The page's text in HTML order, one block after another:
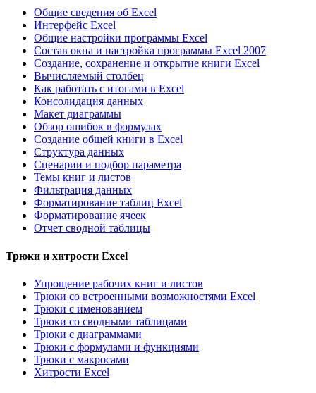
Общие сведения об Excel
Интерфейс Excel
Общие настройки программы Excel
Состав окна и настройка программы Excel 2007
Создание, сохранение и открытие книги Excel
Вычисляемый столбец
Как работать с итогами в Excel
Консолидация данных
Макет диаграммы
Обзор ошибок в формулах
Создание общей книги в Excel
Структура данных
Сценарии и подбор параметра
Темы книг и листов
Фильтрация данных
Форматирование таблиц Excel
Форматирование ячеек
Отчет сводной таблицы
Трюки и хитрости Excel
Упрощение рабочих книг и листов
Трюки со встроенными возможностями Excel
Трюки с именованием
Трюки со сводными таблицами
Трюки с диаграммами
Трюки с формулами и функциями
Трюки с макросами
Хитрости Excel